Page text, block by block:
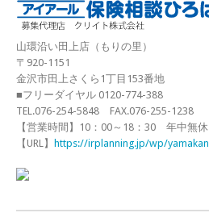
山環沿い田上店（もりの里）
〒920-1151
金沢市田上さくら1丁目153番地
■フリーダイヤル 0120-774-388
TEL.076-254-5848 FAX.076-255-1238
【営業時間】10：00～18：30 年中無休
【URL】 https://irplanning.jp/wp/yamakan